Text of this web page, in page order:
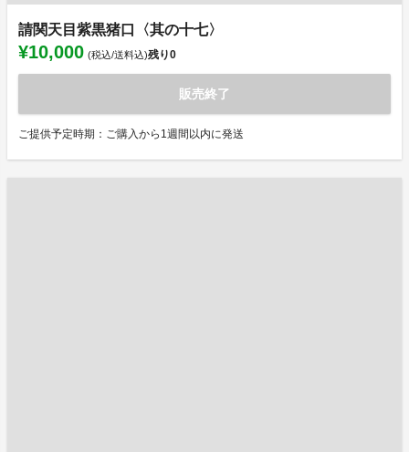
請関天目紫黒猪口〈其の十七〉
¥10,000 (税込/送料込)残り0
販売終了
ご提供予定時期：ご購入から1週間以内に発送